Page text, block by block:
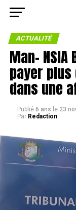
ACTUALITÉ
Man-
payer plus
dans une
Publié 6 ans le 23
Par Redaction